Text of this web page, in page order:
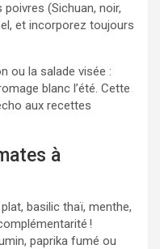
(Sichuan, noir,
et incorporez toujours
ou la salade visée :
blanc l’été. Cette
aux recettes
à
basilic thaï, menthe,
!
paprika fumé ou